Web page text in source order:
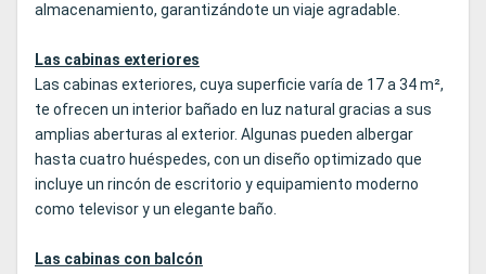
almacenamiento, garantizándote un viaje agradable.
Las cabinas exteriores
Las cabinas exteriores, cuya superficie varía de 17 a 34 m²,
te ofrecen un interior bañado en luz natural gracias a sus
amplias aberturas al exterior. Algunas pueden albergar
hasta cuatro huéspedes, con un diseño optimizado que
incluye un rincón de escritorio y equipamiento moderno
como televisor y un elegante baño.
Las cabinas con balcón